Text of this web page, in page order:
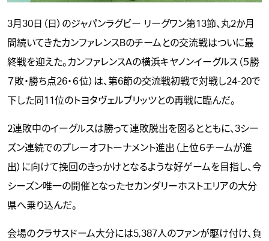
3月30日（日）のジャパンラグビー リーグワン第13節、丸2か月
間続いてきたカンファレンスBのチームとの交流戦はついに最
終戦を迎えた。カンファレンスAの横浜キヤノンイーグルス（５勝
７敗・勝ち点26・６位）は、第6節の交流戦初戦で対戦し24-20で
下した同11位のトヨタヴェルブリッツとの再戦に臨んだ。
2連敗中のイーグルスは勝って連敗脱出を図るとともに、3シー
ズン連続でのプレーオフトーナメント進出（上位６チームが進
出）に向けて挽回のきっかけとなるような好ゲームを目指し、今
シーズン唯一の開催となったセカンダリーホストエリアの大分
県へ乗り込んだ。
会場のクラサスドーム大分には5,387人のファンが駆け付け、負